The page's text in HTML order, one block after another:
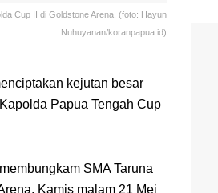
Cup II di Goldstone Arena. (foto: Hayun
Nuhuyanan/koranpapua.id)
kejutan besar
Papua Tengah Cup
SMA Taruna
Kamis malam 21 Mei